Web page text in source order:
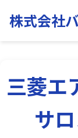
株式会社
三菱エ
サ